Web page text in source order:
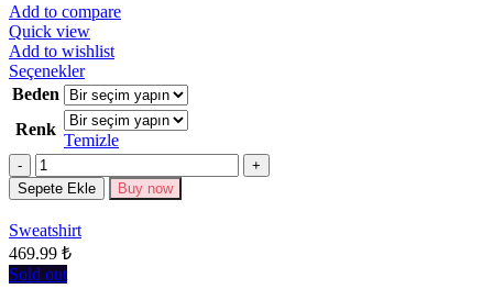
Add to compare
Quick view
Add to wishlist
SeçeneklerBu
ürünün
birden
fazla
varyasyonu
Seçenekler
Beden
Renk
Temizle
Miktar
Sepete Ekle Buy now
Sweatshirt
469.99 ₺
Sold out